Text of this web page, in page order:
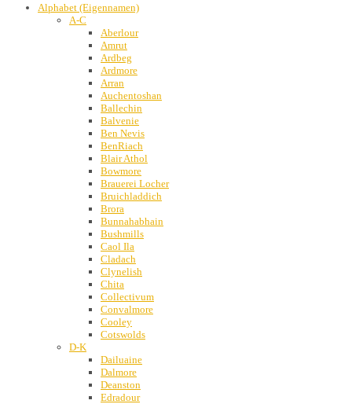
Alphabet (Eigennamen)
A-C
Aberlour
Amrut
Ardbeg
Ardmore
Arran
Auchentoshan
Ballechin
Balvenie
Ben Nevis
BenRiach
Blair Athol
Bowmore
Brauerei Locher
Bruichladdich
Brora
Bunnahabhain
Bushmills
Caol Ila
Cladach
Clynelish
Chita
Collectivum
Convalmore
Cooley
Cotswolds
D-K
Dailuaine
Dalmore
Deanston
Edradour